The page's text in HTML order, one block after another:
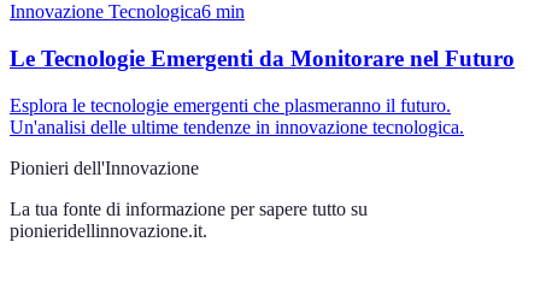
Innovazione Tecnologica6 min
Le Tecnologie Emergenti da Monitorare nel Futuro
Esplora le tecnologie emergenti che plasmeranno il futuro.
Un'analisi delle ultime tendenze in innovazione tecnologica.
Pionieri dell'Innovazione
La tua fonte di informazione per sapere tutto su
pionieridellinnovazione.it.